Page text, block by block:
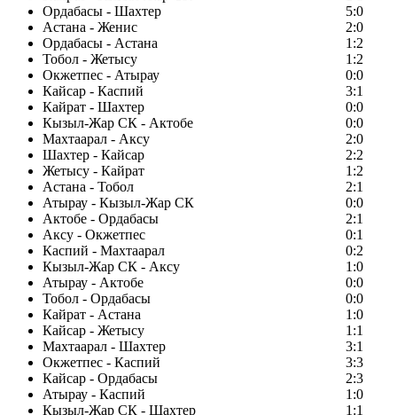
Ордабасы - Шахтер
5:0
Астана - Женис
2:0
Ордабасы - Астана
1:2
Тобол - Жетысу
1:2
Окжетпес - Атырау
0:0
Кайсар - Каспий
3:1
Кайрат - Шахтер
0:0
Кызыл-Жар СК - Актобе
0:0
Махтаарал - Аксу
2:0
Шахтер - Кайсар
2:2
Жетысу - Кайрат
1:2
Астана - Тобол
2:1
Атырау - Кызыл-Жар СК
0:0
Актобе - Ордабасы
2:1
Аксу - Окжетпес
0:1
Каспий - Махтаарал
0:2
Кызыл-Жар СК - Аксу
1:0
Атырау - Актобе
0:0
Тобол - Ордабасы
0:0
Кайрат - Астана
1:0
Кайсар - Жетысу
1:1
Махтаарал - Шахтер
3:1
Окжетпес - Каспий
3:3
Кайсар - Ордабасы
2:3
Атырау - Каспий
1:0
Кызыл-Жар СК - Шахтер
1:1